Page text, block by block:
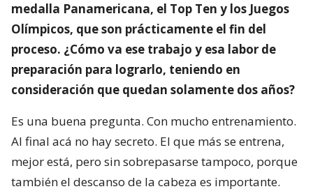
medalla Panamericana, el Top Ten y los Juegos
Olímpicos, que son prácticamente el fin del
proceso. ¿Cómo va ese trabajo y esa labor de
preparación para lograrlo, teniendo en
consideración que quedan solamente dos años?
Es una buena pregunta. Con mucho entrenamiento.
Al final acá no hay secreto. El que más se entrena,
mejor está, pero sin sobrepasarse tampoco, porque
también el descanso de la cabeza es importante.